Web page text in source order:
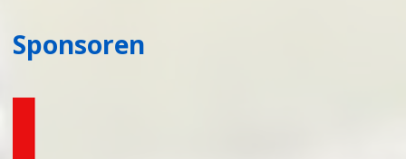
Sponsoren